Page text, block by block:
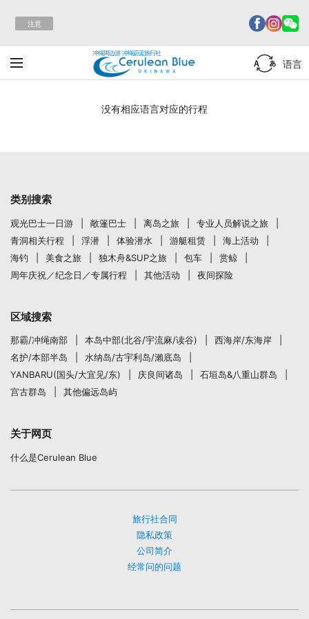
注意
冲绳周边游 冲绳蔚蓝旅行社
语言
没有相应语言对应的行程
类别搜索
观光巴士一日游 敞篷巴士 离岛之旅
专业人员解说之旅
青洞相关行程
浮潜 体验潜水 游艇租赁
海上活动
海钓
美食之旅 独木舟&SUP之旅 包车
赏鲸
周年庆祝／纪念日／专属行程
其他活动 夜间探险
区域搜索
那霸/冲绳南部 本岛中部(北谷/宇流麻/读谷)
西海岸/东海岸
名护/本部半岛
水纳岛/古宇利岛/瀨底岛
YANBARU(国头/大宜见/东)
庆良间诸岛
石垣岛&八重山群岛
宫古群岛
其他偏远岛屿
关于网页
什么是Cerulean Blue
旅行社合同
隐私政策
公司简介
经常问的问题